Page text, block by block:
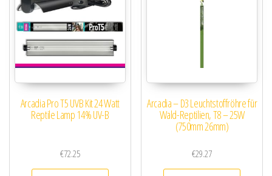
Arcadia Pro T5 UVB Kit 24 Watt
Reptile Lamp 14% UV-B
€72.25
Arcadia – D3 Leuchtstoffröhre für
Wald-Reptilien, T8 – 25W
(750mm 26mm)
€29.27